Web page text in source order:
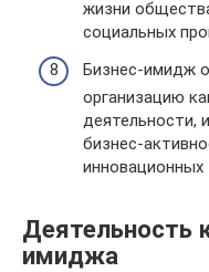
жизни
социальных
Бизнес-имидж
организацию
деятельности,
бизнес-
инновационных
Деятельность
имиджа